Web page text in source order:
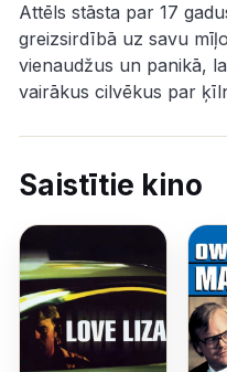
Attēls stāsta par 17
greizsirdībā uz savu
vienaudžus un panikā,
vairākus cilvēkus par
Saistītie kino